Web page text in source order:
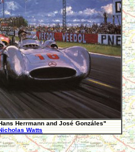
Herrmann and José Gonzáles"
Watts